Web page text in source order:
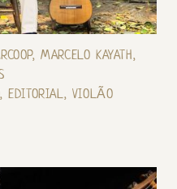
,MARCELO KAYATH,
,EDITORIAL, VIOLÃO